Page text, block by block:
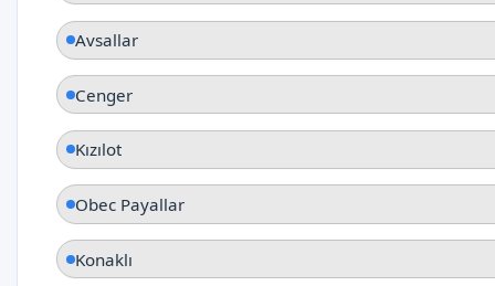
Avsallar
Cenger
Kızılot
Obec Payallar
Konaklı